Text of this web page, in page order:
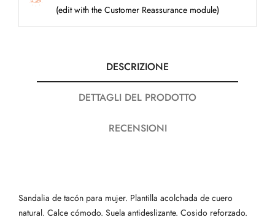
(edit with the Customer Reassurance module)
DESCRIZIONE
DETTAGLI DEL PRODOTTO
RECENSIONI
Sandalia de tacón para mujer. Plantilla acolchada de cuero
natural. Calce cómodo. Suela antideslizante. Cosido reforzado.